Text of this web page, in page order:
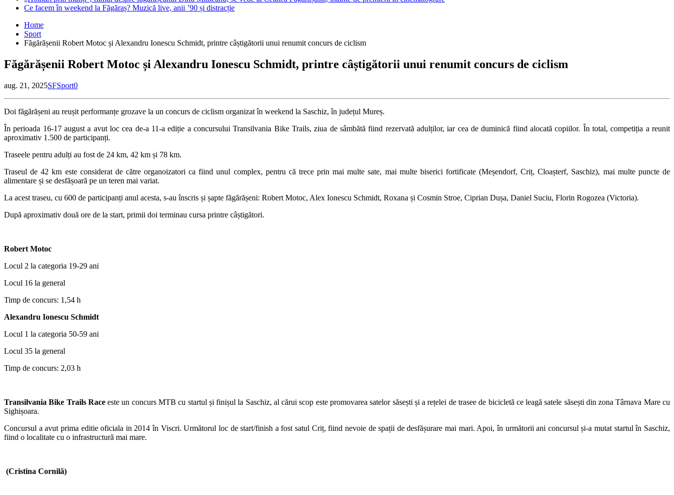
Ce facem în weekend la Făgăraș? Muzică live, anii ’90 și distracție
Home
Sport
Făgărășenii Robert Motoc și Alexandru Ionescu Schmidt, printre câștigătorii unui renumit concurs de ciclism
Făgărășenii Robert Motoc și Alexandru Ionescu Schmidt, printre câștigătorii unui renumit concurs de ciclism
aug. 21, 2025SFSport0
Doi făgărășeni au reușit performanțe grozave la un concurs de ciclism organizat în weekend la Saschiz, în județul Mureș.
În perioada 16-17 august a avut loc cea de-a 11-a ediție a concursului Transilvania Bike Trails, ziua de sâmbătă fiind rezervată adulților, iar cea de duminică fiind alocată copiilor. În total, competiția a reunit
aproximativ 1.500 de participanți.
Traseele pentru adulți au fost de 24 km, 42 km și 78 km.
Traseul de 42 km este considerat de către organoizatori ca fiind unul complex, pentru că trece prin mai multe sate, mai multe biserici fortificate (Meșendorf, Criț, Cloașterf, Saschiz), mai multe puncte de
alimentare și se desfășoară pe un teren mai variat.
La acest traseu, cu 600 de participanți anul acesta, s-au înscris și șapte făgărășeni: Robert Motoc, Alex Ionescu Schmidt, Roxana și Cosmin Stroe, Ciprian Dușa, Daniel Suciu, Florin Rogozea (Victoria).
După aproximativ două ore de la start, primii doi terminau cursa printre câștigători.
Robert Motoc
Locul 2 la categoria 19-29 ani
Locul 16 la general
Timp de concurs: 1,54 h
Alexandru Ionescu Schmidt
Locul 1 la categoria 50-59 ani
Locul 35 la general
Timp de concurs: 2,03 h
Transilvania Bike Trails Raceeste un concurs MTB cu startul și finișul la Saschiz, al cărui scop este promovarea satelor săsești și a rețelei de trasee de bicicletă ce leagă satele săsești din zona Târnava Mare cu
Sighișoara.
Concursul a avut prima editie oficiala in 2014 în Viscri. Următorul loc de start/finish a fost satul Criț, fiind nevoie de spații de desfășurare mai mari. Apoi, în următorii ani concursul și-a mutat startul în Saschiz,
fiind o localitate cu o infrastructură mai mare.
(Cristina Cornilă)